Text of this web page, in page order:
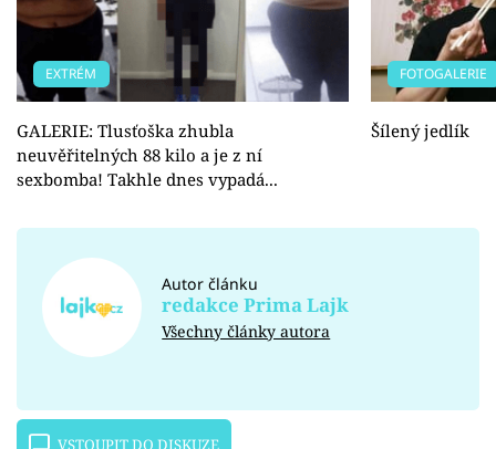
EXTRÉM
GALERIE: Tlusťoška zhubla
neuvěřitelných 88 kilo a je z ní
sexbomba! Takhle dnes vypadá...
FOTOGALERIE
Šílený jedlík
Autor článku
redakce Prima Lajk
Všechny články autora
VSTOUPIT DO DISKUZE